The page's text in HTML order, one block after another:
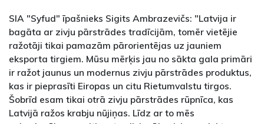
SIA "Syfud" īpašnieks Sigits Ambrazevičs: "Latvija ir
bagāta ar zivju pārstrādes tradīcijām, tomēr vietējie
ražotāji tikai pamazām pārorientējas uz jauniem
eksporta tirgiem. Mūsu mērķis jau no sākta gala primāri
ir ražot jaunus un modernus zivju pārstrādes produktus,
kas ir pieprasīti Eiropas un citu Rietumvalstu tirgos.
Šobrīd esam tikai otrā zivju pārstrādes rūpnīca, kas
Latvijā ražos krabju nūjiņas. Līdz ar to mēs